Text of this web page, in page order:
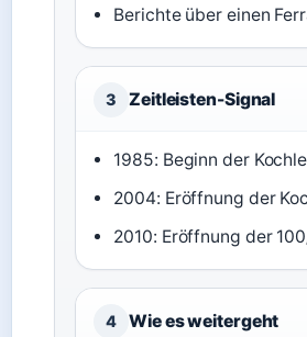
Berichte über einen
3 Zeitleisten-Signal
1985: Beginn der
2004: Eröffnung der
2010: Eröffnung der
4 Wie es weitergeht